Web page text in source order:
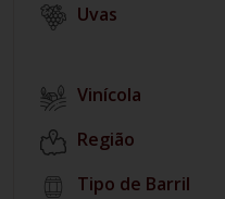
Vinícola
Região
Tipo de Barril